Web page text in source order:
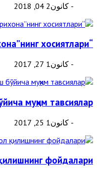
- كانون2 04, 2018
“Митти дорихона”нинг хосиятлари
- كانون1 27, 2017
муҳим тавсиялар
- كانون1 25, 2017
фойдалари